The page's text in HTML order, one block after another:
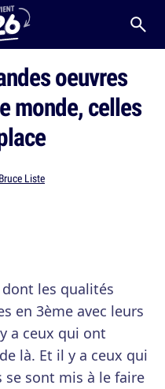
oeuvres
monde, celles
Bruce Liste
les qualités
en 3ème avec leurs
a ceux qui ont
là. Et il y a ceux qui
sont mis à le faire